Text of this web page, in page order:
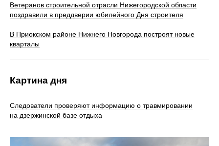
Ветеранов строительной отрасли Нижегородской области
поздравили в преддверии юбилейного Дня строителя
В Приокском районе Нижнего Новгорода построят новые
кварталы
Картина дня
Следователи проверяют информацию о травмировании
на дзержинской базе отдыха